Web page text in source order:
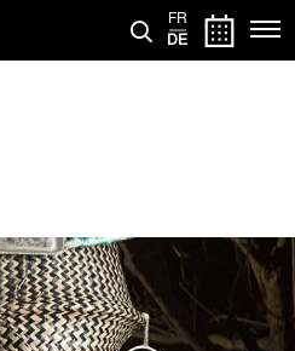
FR
DE